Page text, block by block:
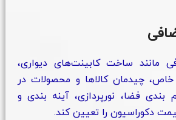
مانند ساخت کابینت‌های دیواری،
چیدمان کالاها و محصولات در
بندی فضا، نورپردازی، آینه‌ بندی و
دکوراسیون را تعیین کند.